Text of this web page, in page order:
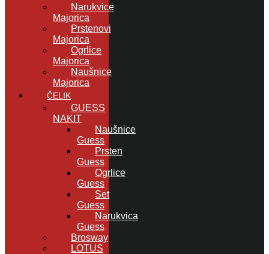
Narukvice
Majorica
Prstenovi
Majorica
Ogrlice
Majorica
Naušnice
Majorica
ČELIK
GUESS
NAKIT
Naušnice
Guess
Prsten
Guess
Ogrlice
Guess
Set
Guess
Narukvica
Guess
Brosway
LOTUS